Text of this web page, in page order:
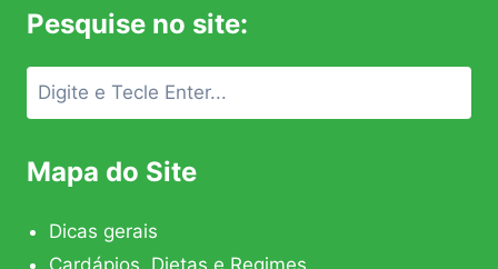
Pesquise no site:
Mapa do Site
Dicas gerais
Cardápios, Dietas e Regimes